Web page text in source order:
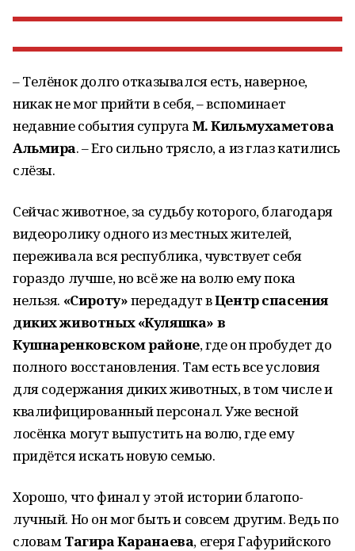
– Телёнок долго отказывал­ся есть, наверное,
никак не мог прийти в себя, – вспоминает
недавние события супруга М. Кильмухаметова
Альмира. – Его сильно трясло, а из глаз кати­лись
слёзы.
Сейчас животное, за судьбу которого, благодаря
видеороли­ку одного из местных жителей,
переживала вся республика, чувствует себя
гораздо лучше, но всё же на волю ему пока
нельзя. «Сироту»передадут вЦентр спасения
диких животных «Куляшка» в
Кушнаренковском районе, где он пробудет до
пол­ного восстановления. Там есть все условия
для содержания ди­ких животных, в том числе и
ква­лифицированный персонал. Уже весной
лосёнка могут выпустить на волю, где ему
придётся искать новую семью.
Хорошо, что финал у этой истории благопо­
лучный. Но он мог быть и совсем другим. Ведь по
словамТагира Каранаева, егеря Гафурийского